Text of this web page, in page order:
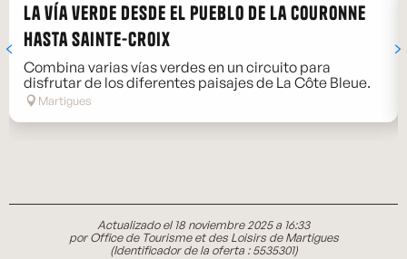
La vía verde desde el pueblo de La Couronne
hasta Sainte-Croix
Combina varias vías verdes en un circuito para
disfrutar de los diferentes paisajes de La Côte Bleue.
Martigues
Actualizado el 18 noviembre 2025 a 16:33
por Office de Tourisme et des Loisirs de Martigues
(Identificador de la oferta :5535301)